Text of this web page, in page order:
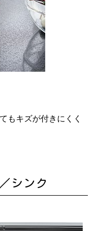
もキズが付きにくく
シンク